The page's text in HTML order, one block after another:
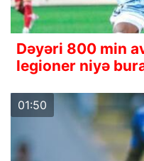
Dəyəri 800 min
legioner niyə
01:50